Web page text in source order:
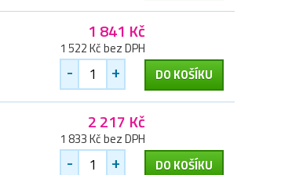
1 841 Kč
1 522 Kč bez DPH
- + DO KOŠÍKU
2 217 Kč
1 833 Kč bez DPH
- + DO KOŠÍKU